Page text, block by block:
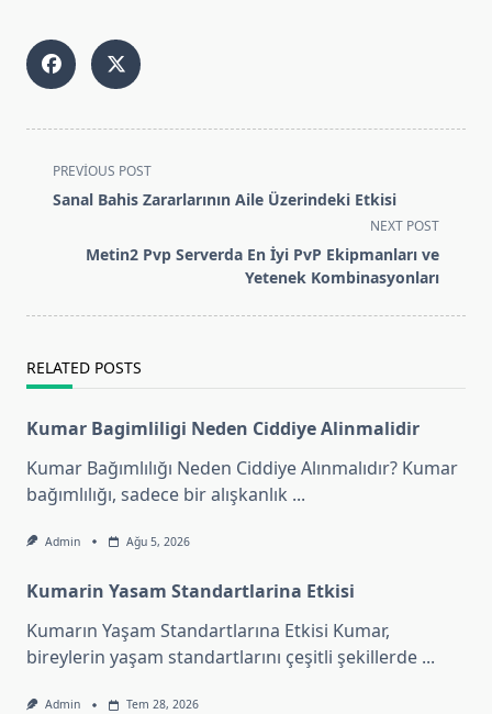
<span
class="nav-
PREVIOUS POST
Sanal Bahis Zararlarının Aile Üzerindeki Etkisi
NEXT POST
Metin2 Pvp Serverda En İyi PvP Ekipmanları ve
Yetenek Kombinasyonları
RELATED POSTS
Kumar Bagimliligi Neden Ciddiye Alinmalidir
Kumar Bağımlılığı Neden Ciddiye Alınmalıdır? Kumar
bağımlılığı, sadece bir alışkanlık ...
Admin Ağu 5, 2026
Kumarin Yasam Standartlarina Etkisi
Kumarın Yaşam Standartlarına Etkisi Kumar,
bireylerin yaşam standartlarını çeşitli şekillerde ...
Admin Tem 28, 2026